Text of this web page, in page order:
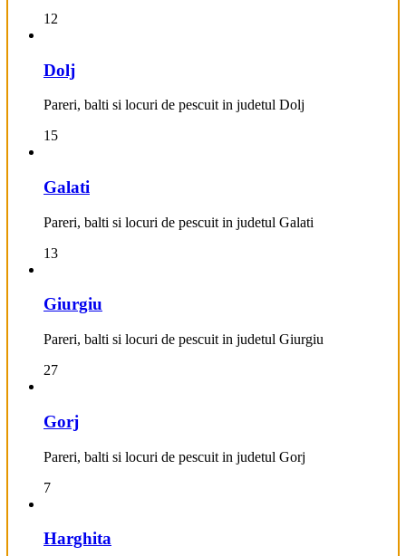
12
Dolj
Pareri, balti si locuri de pescuit in judetul Dolj
15
Galati
Pareri, balti si locuri de pescuit in judetul Galati
13
Giurgiu
Pareri, balti si locuri de pescuit in judetul Giurgiu
27
Gorj
Pareri, balti si locuri de pescuit in judetul Gorj
7
Harghita